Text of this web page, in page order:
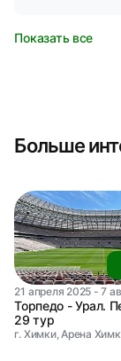
Показать все
Больше
21 апреля 2025 - 7
Торпедо - Урал.
29 тур
г. Химки, Арена